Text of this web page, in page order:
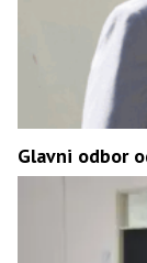
Glavni odbor